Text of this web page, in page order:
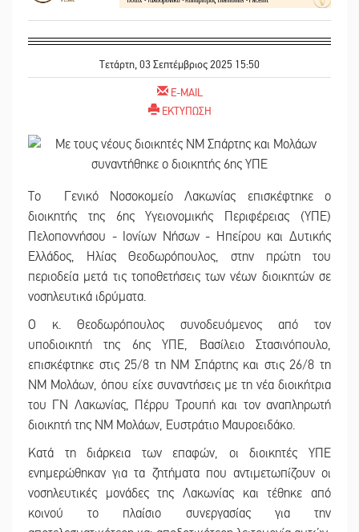
Τετάρτη, 03 Σεπτέμβριος 2025 15:50
E-MAIL
ΕΚΤΥΠΩΣΗ
Το Γενικό Νοσοκομείο Λακωνίας επισκέφτηκε ο
διοικητής της 6ης Υγειονομικής Περιφέρειας (ΥΠΕ)
Πελοποννήσου - Ιονίων Νήσων - Ηπείρου και Δυτικής
Ελλάδος, Ηλίας Θεοδωρόπουλος, στην πρώτη του
περιοδεία μετά τις τοποθετήσεις των νέων διοικητών σε
νοσηλευτικά ιδρύματα.
Ο κ. Θεοδωρόπουλος συνοδευόμενος από τον
υποδιοικητή της 6ης ΥΠΕ, Βασίλειο Στασινόπουλο,
επισκέφτηκε στις 25/8 τη ΝΜ Σπάρτης και στις 26/8 τη
ΝΜ Μολάων, όπου είχε συναντήσεις με τη νέα διοικήτρια
του ΓΝ Λακωνίας, Πέρρυ Τρουπή και τον αναπληρωτή
διοικητή της ΝΜ Μολάων, Ευστράτιο Μαυροειδάκο.
Κατά τη διάρκεια των επαφών, οι διοικητές ΥΠΕ
ενημερώθηκαν για τα ζητήματα που αντιμετωπίζουν οι
νοσηλευτικές μονάδες της Λακωνίας και τέθηκε από
κοινού το πλαίσιο συνεργασίας για την